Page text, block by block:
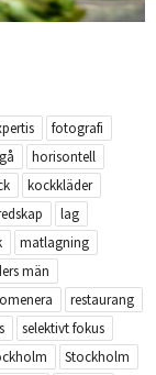
fotografi
gå
horisontell
kockkläder
lag
matlagning
män
restaurang
selektivt fokus
Stockholm